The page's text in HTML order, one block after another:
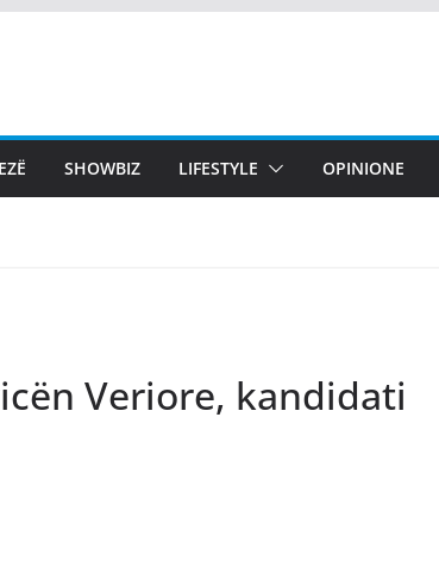
SHOWBIZ LIFESTYLE OPINIONE
Veriore, kandidati